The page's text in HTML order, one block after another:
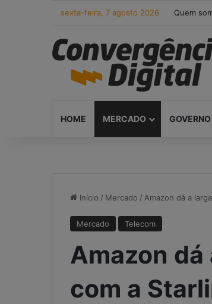
sexta-feira, 7 agosto 2026 Quem
HOME MERCADO GOVERNO
Início / Mercado / Amazon dá a
Mercado Telecom
Amazon
com a